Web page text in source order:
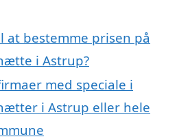
at bestemme prisen på
i Astrup?
med speciale i
i Astrup eller hele